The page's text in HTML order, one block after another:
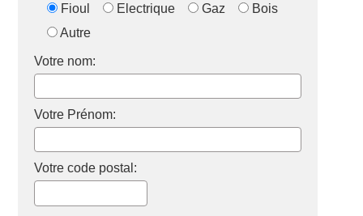
Fioul
Electrique Gaz
Bois
Autre
Votre nom:
Votre Prénom:
Votre code postal: